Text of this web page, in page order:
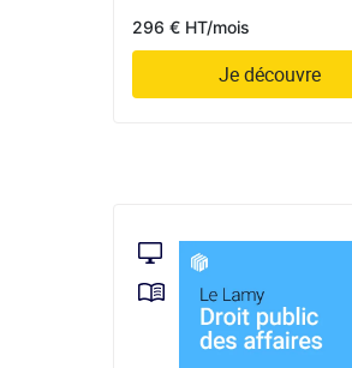
296 € HT/mois
Je découvre